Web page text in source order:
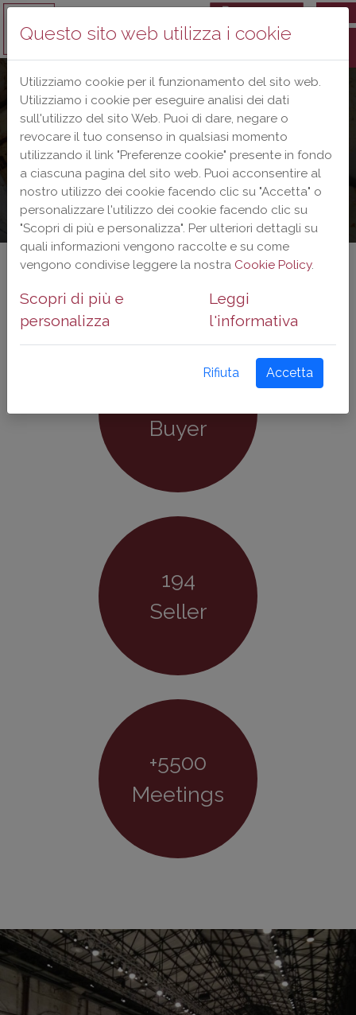
2013
Buyer
194
Seller
+5500
Meetings
Questo sito web utilizza i cookie
Utilizziamo cookie per il funzionamento del sito web.
Utilizziamo i cookie per eseguire analisi dei dati
sull'utilizzo del sito Web. Puoi di dare, negare o
revocare il tuo consenso in qualsiasi momento
utilizzando il link "Preferenze cookie" presente in fondo
a ciascuna pagina del sito web. Puoi acconsentire al
nostro utilizzo dei cookie facendo clic su "Accetta" o
personalizzare l'utilizzo dei cookie facendo clic su
"Scopri di più e personalizza". Per ulteriori dettagli su
quali informazioni vengono raccolte e su come
vengono condivise leggere la nostra Cookie Policy.
Scopri di più e
personalizza
Leggi
l'informativa
Rifiuta Accetta